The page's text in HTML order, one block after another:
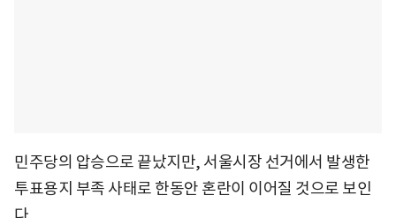
민주당의 압승으로 끝났지만, 서울시장 선거에서 발생한
투표용지 부족 사태로 한동안 혼란이 이어질 것으로 보인